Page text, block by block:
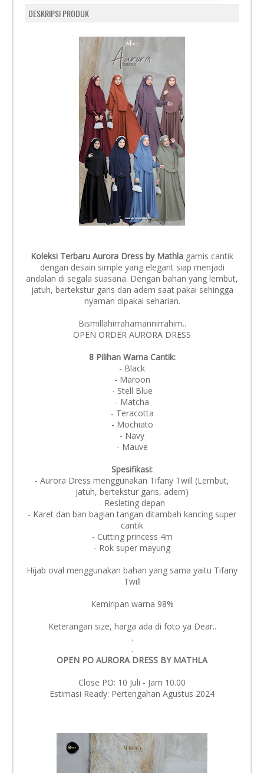
DESKRIPSI PRODUK
Koleksi Terbaru Aurora Dress by Mathla gamis cantik
dengan desain simple yang elegant siap menjadi
andalan di segala suasana. Dengan bahan yang lembut,
jatuh, bertekstur garis dan adem saat pakai sehingga
nyaman dipakai seharian.
Bismillahirrahamannirrahim..
OPEN ORDER AURORA DRESS
8 Pilihan Warna Cantik:
- Black
- Maroon
- Stell Blue
- Matcha
- Teracotta
- Mochiato
- Navy
- Mauve
Spesifikasi:
- Aurora Dress menggunakan Tifany Twill (Lembut,
jatuh, bertekstur garis, adem)
- Resleting depan
- Karet dan ban bagian tangan ditambah kancing super
cantik
- Cutting princess 4m
- Rok super mayung
Hijab oval menggunakan bahan yang sama yaitu Tifany
Twill
Kemiripan warna 98%
Keterangan size, harga ada di foto ya Dear..
.
.
OPEN PO AURORA DRESS BY MATHLA
Close PO: 10 Juli - Jam 10.00
Estimasi Ready: Pertengahan Agustus 2024